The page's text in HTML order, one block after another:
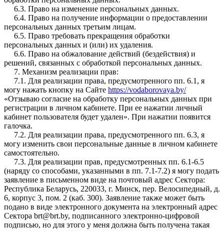
6.3. Право на изменение персональных данных.
6.4. Право на получение информации о предоставлении
персональных данных третьим лицам.
6.5. Право требовать прекращения обработки
персональных данных и (или) их удаления.
6.6. Право на обжалование действий (бездействия) и
решений, связанных с обработкой персональных данных.
7. Механизм реализации прав:
7.1. Для реализации права, предусмотренного пп. 6.1, я
могу нажать кнопку на Сайте https://vodaborovaya.by/
«Отзываю согласие на обработку персональных данных при
регистрации в личном кабинете. При ее нажатии личный
кабинет пользователя будет удален». При нажатии появится
галочка.
7.2. Для реализации права, предусмотренного пп. 6.3, я
могу изменить свои персональные данные в личном кабинете
самостоятельно.
7.3. Для реализации прав, предусмотренных пп. 6.1-6.5
(наряду со способами, указанными в пп. 7.1-7.2) я могу подать
заявление в письменном виде на почтовый адрес Сектора:
Республика Беларусь, 220033, г. Минск, пер. Велосипедный, д.
6, корпус 3, пом. 2 (каб. 300). Заявление также может быть
подано в виде электронного документа на электронный адрес
Сектора brt@brt.by, подписанного электронно-цифровой
подписью, но для этого у меня должна быть получена такая